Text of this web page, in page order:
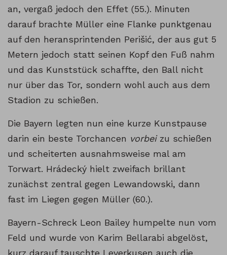
an, vergaß jedoch den Effet (55.). Minuten
darauf brachte Müller eine Flanke punktgenau
auf den heransprintenden Perišić, der aus gut 5
Metern jedoch statt seinen Kopf den Fuß nahm
und das Kunststück schaffte, den Ball nicht
nur über das Tor, sondern wohl auch aus dem
Stadion zu schießen.
Die Bayern legten nun eine kurze Kunstpause
darin ein beste Torchancen vorbei zu schießen
und scheiterten ausnahmsweise mal am
Torwart. Hrádecký hielt zweifach brillant
zunächst zentral gegen Lewandowski, dann
fast im Liegen gegen Müller (60.).
Bayern-Schreck Leon Bailey humpelte nun vom
Feld und wurde von Karim Bellarabi abgelöst,
kurz darauf tauschte Leverkusen auch die